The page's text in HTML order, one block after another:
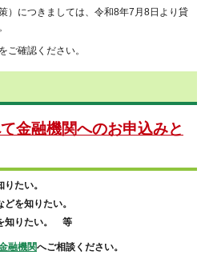
）につきましては、令和8年7月8日より貸
ご確認ください。
金融機関へのお申込みと
たい。
を知りたい。
知りたい。 等
融機関へご相談ください。